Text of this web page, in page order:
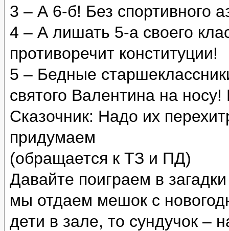
3 – А 6-б! Без спортивного
4 – А лишать 5-а своего
противоречит конституции!
5 – Бедные
святого Валентина на
Сказочник: Надо их
придумаем
(обращается к ТЗ и ПД)
Давайте поиграем в
мы отдаем мешок с
дети в зале, то сундучок –